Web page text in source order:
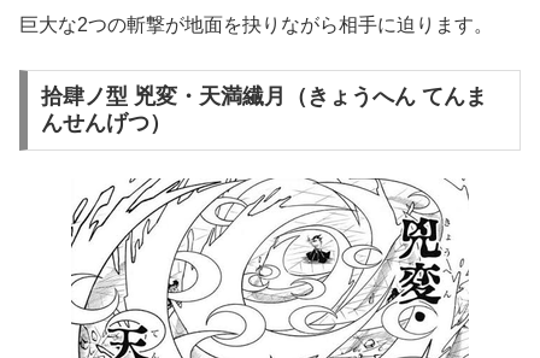
巨大な2つの斬撃が地面を抉りながら相手に迫ります。
拾肆ノ型 兇変・天満繊月（きょうへん てんま
んせんげつ）